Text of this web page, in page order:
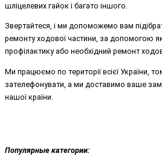
шліцелевих гайок і багато іншого.
Звертайтеся, і ми допоможемо вам
ремонту ходової частини, за допомогою
профілактику або необхідний ремонт
Ми працюємо по території всієї України,
зателефонувати, а ми доставимо ваше
нашої країни.
Популярные категории: